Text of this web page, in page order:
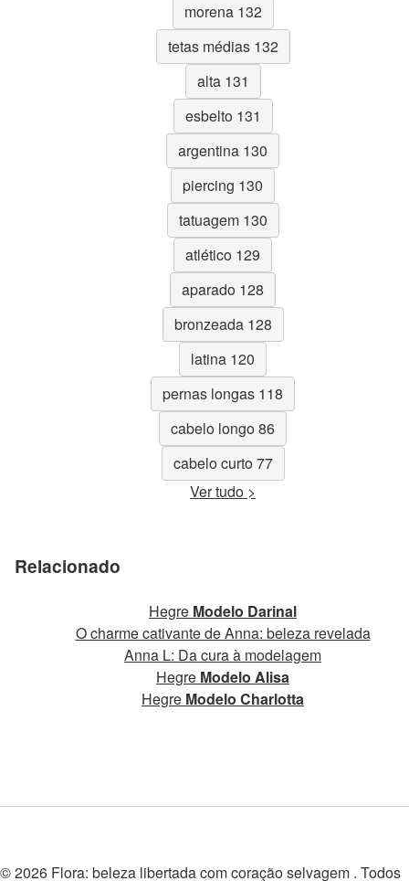
morena 132
tetas médias 132
alta 131
esbelto 131
argentina 130
piercing 130
tatuagem 130
atlético 129
aparado 128
bronzeada 128
latina 120
pernas longas 118
cabelo longo 86
cabelo curto 77
Ver tudo >
Relacionado
Hegre Modelo Darinal
O charme cativante de Anna: beleza revelada
Anna L: Da cura à modelagem
Hegre Modelo Alisa
Hegre Modelo Charlotta
© 2026 Flora: beleza libertada com coração selvagem . Todos